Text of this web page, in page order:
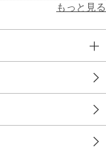
もっと見る